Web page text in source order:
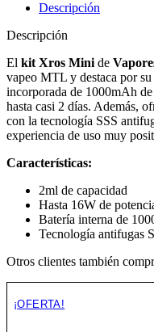
Descripción
Descripción
El kit Xros Mini de
vapeo MTL y destaca por
incorporada de 1000mAh
hasta casi 2 días. Además,
con la tecnología SSS
experiencia de uso muy
Características:
2ml de capacidad
Hasta 16W de
Batería interna de
Tecnología antifugas
Otros clientes también
¡OFERTA!